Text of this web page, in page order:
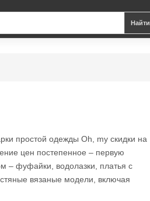
Найти
простой одежды Oh, my скидки на
цен постепенное – первую
– фуфайки, водолазки, платья с
вязаные модели, включая